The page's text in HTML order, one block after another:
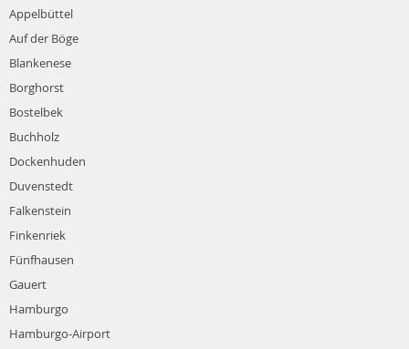
Appelbüttel
Auf der Böge
Blankenese
Borghorst
Bostelbek
Buchholz
Dockenhuden
Duvenstedt
Falkenstein
Finkenriek
Fünfhausen
Gauert
Hamburgo
Hamburgo-Airport